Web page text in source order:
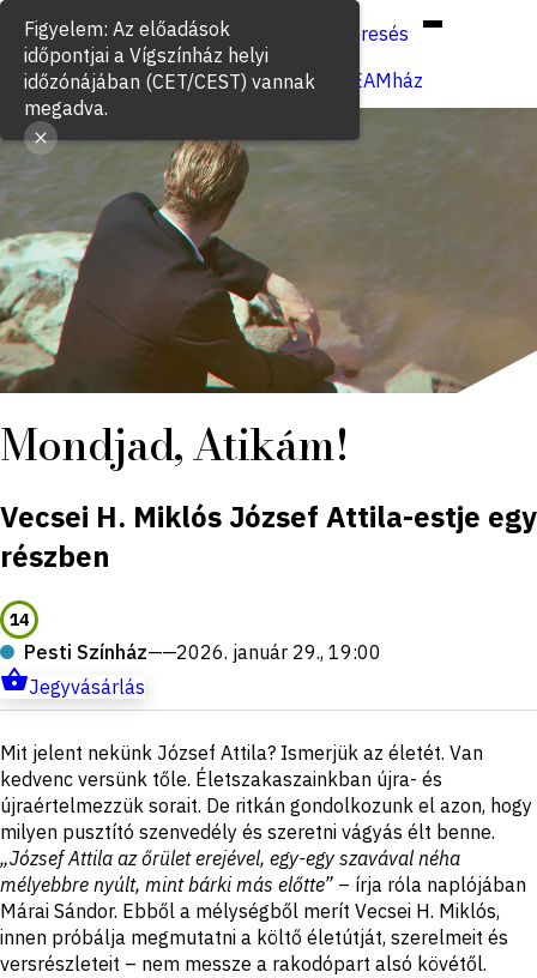
Keresés
Jegyvásárlás
VígSTREAMház
Mondjad, Atikám!
Vecsei H. Miklós József Attila-estje egy
részben
14
Pesti Színház——2026. január 29., 19:00
Jegyvásárlás
Rövid
ismertető
Mit jelent nekünk József Attila? Ismerjük az életét. Van
kedvenc versünk tőle. Életszakaszainkban újra- és
újraértelmezzük sorait. De ritkán gondolkozunk el azon, hogy
milyen pusztító szenvedély és szeretni vágyás élt benne.
„József Attila az őrület erejével, egy-egy szavával néha
mélyebbre nyúlt, mint bárki más előtte” – írja róla naplójában
Márai Sándor. Ebből a mélységből merít Vecsei H. Miklós,
innen próbálja megmutatni a költő életútját, szerelmeit és
versrészleteit – nem messze a rakodópart alsó kövétől.